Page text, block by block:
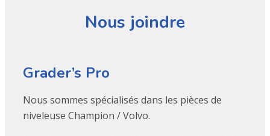
Nous joindre
Grader’s Pro
Nous sommes spécialisés dans les pièces de
niveleuse Champion / Volvo.